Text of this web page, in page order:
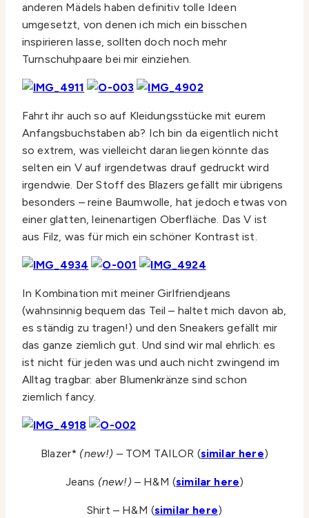
anderen Mädels haben definitiv tolle Ideen
umgesetzt, von denen ich mich ein bisschen
inspirieren lasse, sollten doch noch mehr
Turnschuhpaare bei mir einziehen.
Fahrt ihr auch so auf Kleidungsstücke mit eurem
Anfangsbuchstaben ab? Ich bin da eigentlich nicht
so extrem, was vielleicht daran liegen könnte das
selten ein V auf irgendetwas drauf gedruckt wird
irgendwie. Der Stoff des Blazers gefällt mir übrigens
besonders – reine Baumwolle, hat jedoch etwas von
einer glatten, leinenartigen Oberfläche. Das V ist
aus Filz, was für mich ein schöner Kontrast ist.
In Kombination mit meiner Girlfriendjeans
(wahnsinnig bequem das Teil – haltet mich davon ab,
es ständig zu tragen!) und den Sneakers gefällt mir
das ganze ziemlich gut. Und sind wir mal ehrlich: es
ist nicht für jeden was und auch nicht zwingend im
Alltag tragbar: aber Blumenkränze sind schon
ziemlich fancy.
Blazer* (new!) – TOM TAILOR (similar here)
Jeans (new!) – H&M (similar here)
Shirt – H&M (similar here)